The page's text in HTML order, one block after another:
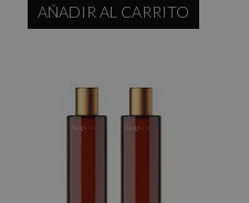
AÑADIR AL CARRITO